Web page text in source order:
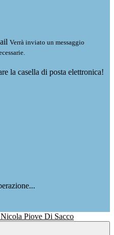
Verrà inviato un messaggio
la casella di posta elettronica!